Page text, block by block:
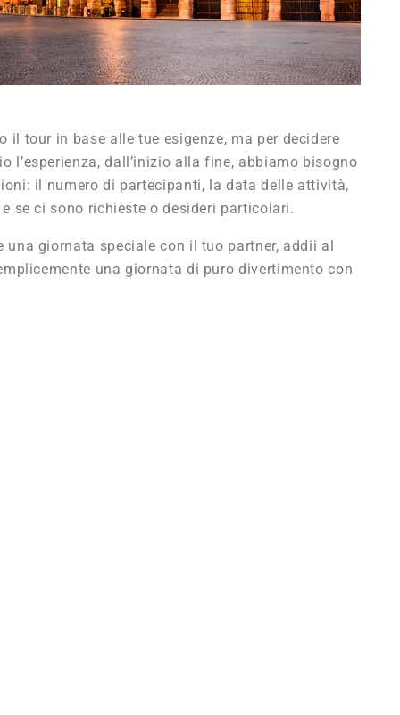
il tour in base alle tue esigenze, ma per decidere
l’esperienza, dall’inizio alla fine, abbiamo bisogno
il numero di partecipanti, la data delle attività,
se ci sono richieste o desideri particolari.
una giornata speciale con il tuo partner, addii al
una giornata di puro divertimento con